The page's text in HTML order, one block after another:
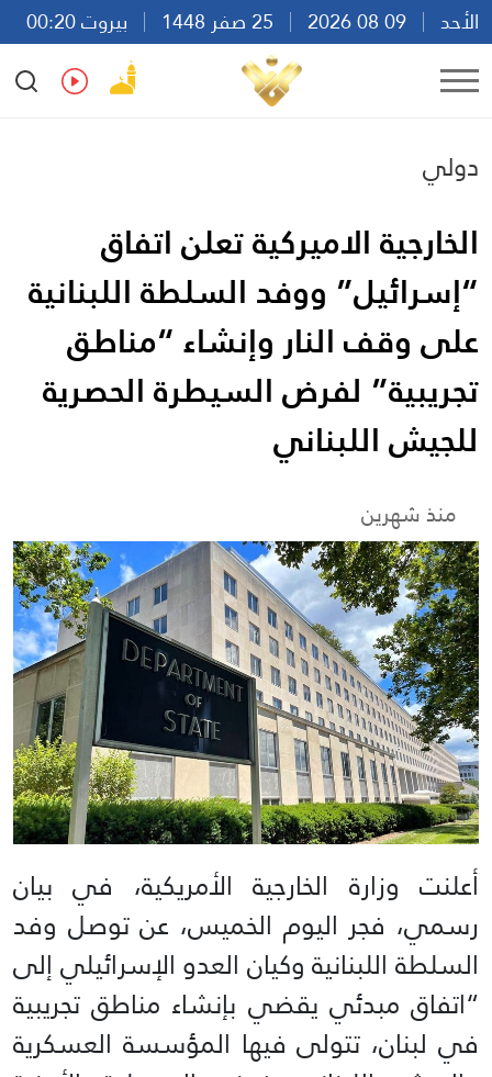
الأحد
بيروت 00:20
Ar
En Fr Es
دولي
الخارجية الاميركية تعلن اتفاق
“إسرائيل” ووفد السلطة اللبنانية
على وقف النار وإنشاء “مناطق
تجريبية” لفرض السيطرة الحصرية
للجيش اللبناني
منذ شهرين
أعلنت وزارة الخارجية الأمريكية، في بيان
رسمي، فجر اليوم الخميس، عن توصل وفد
السلطة اللبنانية وكيان العدو الإسرائيلي إلى
“اتفاق مبدئي يقضي بإنشاء مناطق تجريبية
في لبنان، تتولى فيها المؤسسة العسكرية